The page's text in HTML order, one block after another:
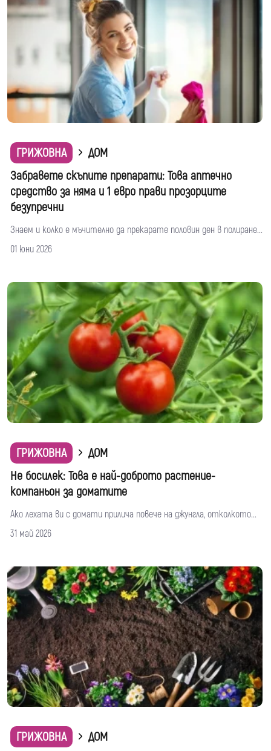
ГРИЖОВНА
ДОМ
Забравете скъпите препарати: Това аптечно
средство за няма и 1 евро прави прозорците
безупречни
Знаем и колко е мъчително да прекарате половин ден в полиране...
01 юни 2026
ГРИЖОВНА
ДОМ
Не босилек: Това е най-доброто растение-
компаньон за доматите
Ако лехата ви с домати прилича повече на джунгла, отколкото...
31 май 2026
ГРИЖОВНА
ДОМ